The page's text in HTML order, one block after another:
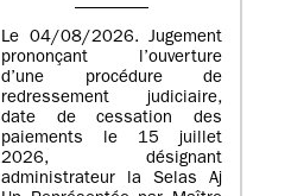
Le 04/08/2026. Jugement
prononçant l’ouverture
d’une procédure de
redressement judiciaire,
date de cessation des
paiements le 15 juillet
2026, désignant
administrateur la Selas Aj